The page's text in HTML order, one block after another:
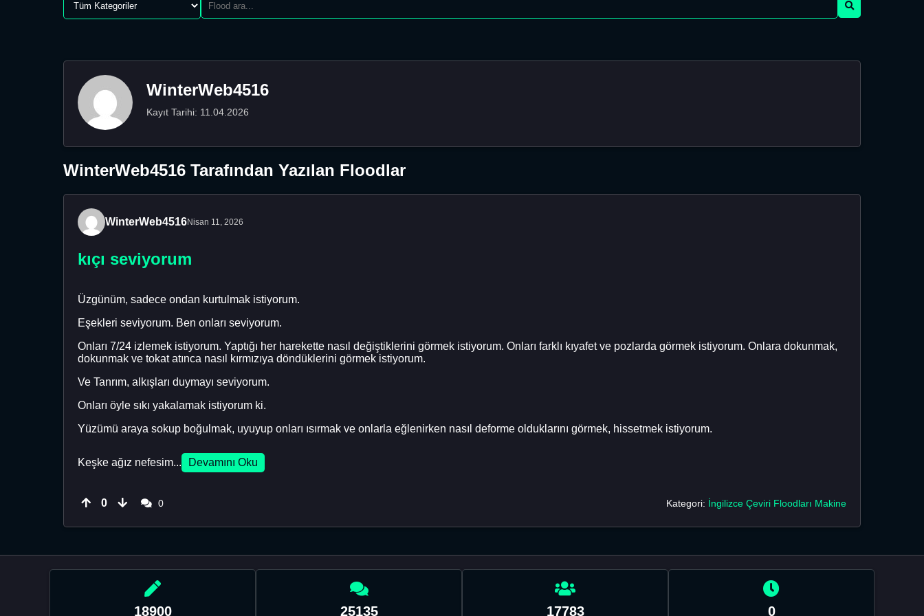
WinterWeb4516
Kayıt Tarihi: 11.04.2026
WinterWeb4516 Tarafından Yazılan Floodlar
WinterWeb4516Nisan 11, 2026
kıçı seviyorum
Üzgünüm, sadece ondan kurtulmak istiyorum.
Eşekleri seviyorum. Ben onları seviyorum.
Onları 7/24 izlemek istiyorum. Yaptığı her harekette nasıl değiştiklerini görmek istiyorum. Onları farklı kıyafet ve pozlarda görmek istiyorum. Onlara dokunmak,
dokunmak ve tokat atınca nasıl kırmızıya döndüklerini görmek istiyorum.
Ve Tanrım, alkışları duymayı seviyorum.
Onları öyle sıkı yakalamak istiyorum ki.
Yüzümü araya sokup boğulmak, uyuyup onları ısırmak ve onlarla eğlenirken nasıl deforme olduklarını görmek, hissetmek istiyorum.
Keşke ağız nefesim... Devamını Oku
0 0 Kategori: İngilizce Çeviri Floodları Makine
18900 25135 17783 0